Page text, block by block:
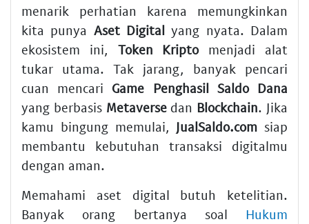
menarik perhatian karena memungkinkan
kita punya Aset Digital yang nyata. Dalam
ekosistem ini, Token Kriptomenjadi alat
tukar utama. Tak jarang, banyak pencari
cuan mencari Game Penghasil Saldo Dana
yang berbasis Metaversedan Blockchain. Jika
kamu bingung memulai, JualSaldo.com siap
membantu kebutuhan transaksi digitalmu
dengan aman.
Memahami aset digital butuh ketelitian.
Banyak orang bertanya soal Hukum